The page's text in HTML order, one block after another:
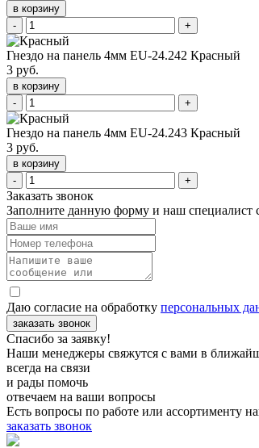
в корзину
-
+
Гнездо на панель 4мм EU-24.242 Красный
3 руб.
в корзину
-
+
Гнездо на панель 4мм EU-24.243 Красный
3 руб.
в корзину
-
+
Заказать звонок
Заполните данную форму и наш специалист
Даю согласие на обработку персональных
заказать звонок
Спасибо за заявку!
Наши менеджеры свяжутся с вами в
всегда на связи
и рады помочь
отвечаем на ваши вопросы
Есть вопросы по работе или ассортименту
заказать звонок